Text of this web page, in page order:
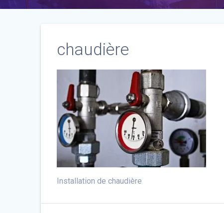
chaudière
Installation de chaudière